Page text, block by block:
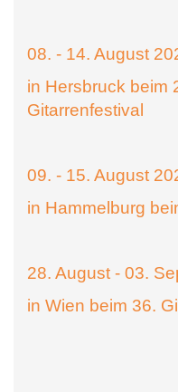
08. - 14. August
in Hersbruck beim
Gitarrenfestival
09. - 15. August
in Hammelburg
28. August - 03.
in Wien beim 36.